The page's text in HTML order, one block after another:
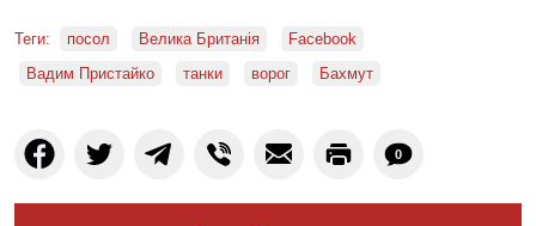
Теги: посол Велика Британія
Facebook
Вадим Пристайко
танки ворог Бахмут
0